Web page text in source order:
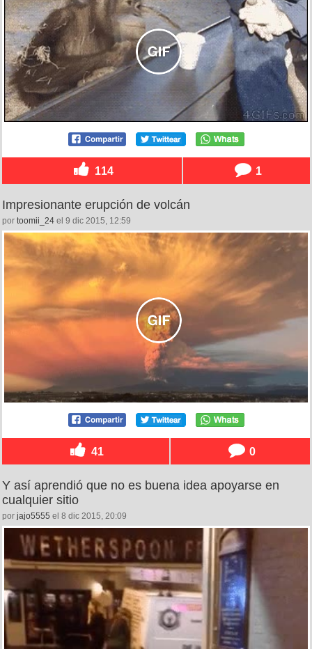
114 1
Impresionante erupción de volcán
por toomii_24 el 9 dic 2015, 12:59
41 0
Y así aprendió que no es buena idea apoyarse en
cualquier sitio
por jajo5555 el 8 dic 2015, 20:09